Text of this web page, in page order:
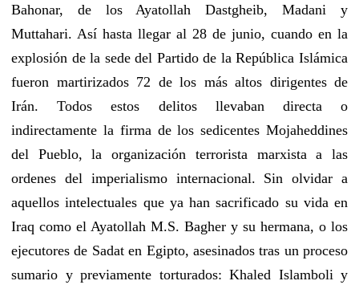
Bahonar, de los Ayatollah Dastgheib, Madani y
Muttahari. Así hasta llegar al 28 de junio, cuando en la
explosión de la sede del Partido de la República Islámica
fueron martirizados 72 de los más altos dirigentes de
Irán. Todos estos delitos llevaban directa o
indirectamente la firma de los sedicentes Mojaheddines
del Pueblo, la organización terrorista marxista a las
ordenes del imperialismo internacional. Sin olvidar a
aquellos intelectuales que ya han sacrificado su vida en
Iraq como el Ayatollah M.S. Bagher y su hermana, o los
ejecutores de Sadat en Egipto, asesinados tras un proceso
sumario y previamente torturados: Khaled Islamboli y